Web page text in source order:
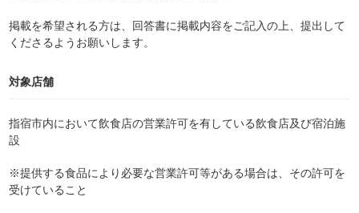
掲載を希望される方は、回答書に掲載内容をご記入の上、提出して
くださるようお願いします。
対象店舗
指宿市内において飲食店の営業許可を有している飲食店及び宿泊施
設
※提供する食品により必要な営業許可等がある場合は、その許可を
受けていること